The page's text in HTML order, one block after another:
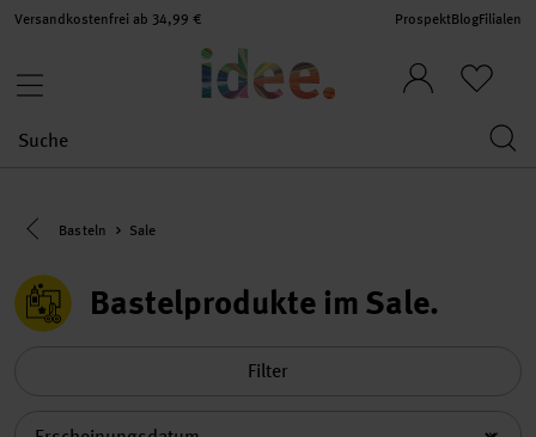
Versandkostenfrei ab 34,99 € ProspektBlogFilialen
Eine Kategorie zurück navigieren
Basteln Sale
Bastelprodukte im Sale
Filter